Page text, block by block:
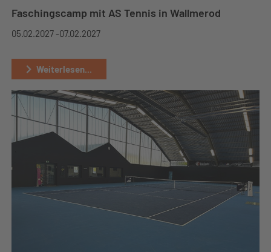
Faschingscamp mit AS Tennis in Wallmerod
05.02.2027 -07.02.2027
Weiterlesen...